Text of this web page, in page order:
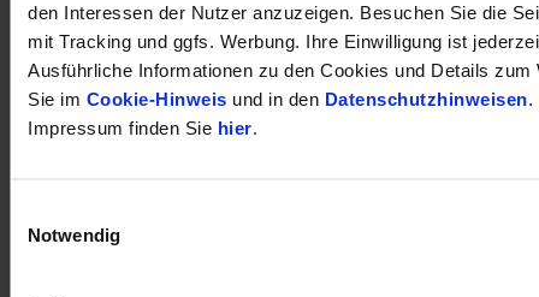
den Interessen der Nutzer anzuzeigen. Besuchen Sie die
mit Tracking und ggfs. Werbung. Ihre Einwilligung ist
Ausführliche Informationen zu den Cookies und Details zum
Sie im Cookie-Hinweis und in den Datenschutzhinweisen.
Impressum finden Sie hier.
Notwendig